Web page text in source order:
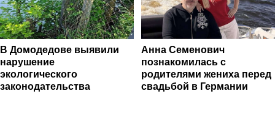
В Домодедове выявили
нарушение
экологического
законодательства
Анна Семенович
познакомилась с
родителями жениха перед
свадьбой в Германии